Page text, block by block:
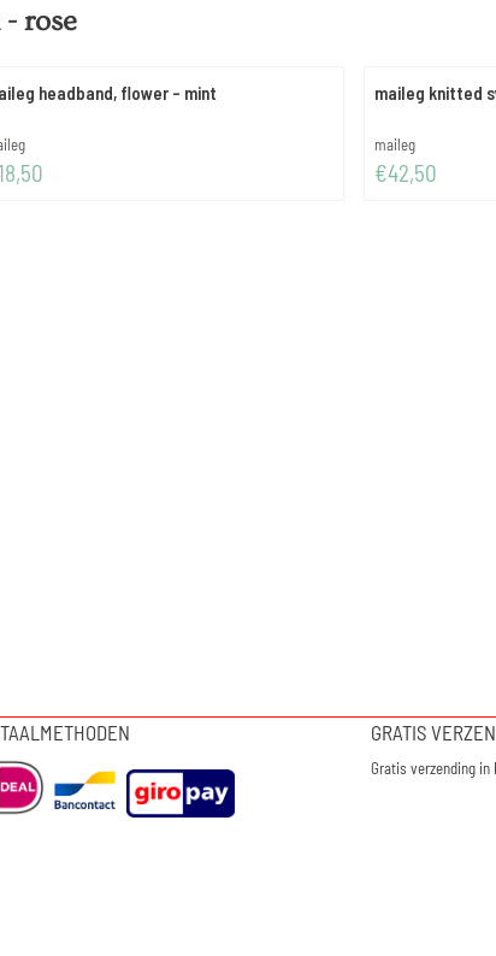
rose
headband, flower - mint
18,50
maileg knitted
Merk:
maileg
Prijs: 42,50
€42,50
GRATIS
Gratis verzending in